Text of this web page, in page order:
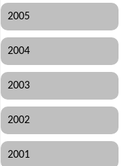
2005
2004
2003
2002
2001